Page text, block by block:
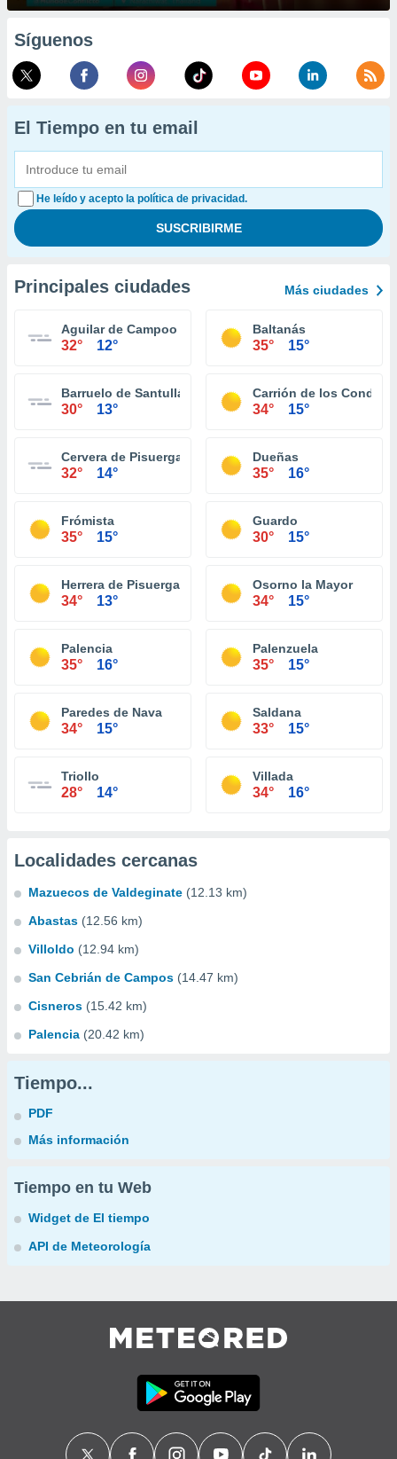
Síguenos
El Tiempo en tu email
He leído y acepto la política de privacidad.
Principales ciudades Más ciudades
Aguilar de Campoo
32° 12°
Baltanás
35° 15°
Barruelo de Santullán
30° 13°
Carrión de los Condes
34° 15°
Cervera de Pisuerga
32° 14°
Dueñas
35° 16°
Frómista
35° 15°
Guardo
30° 15°
Herrera de Pisuerga
34° 13°
Osorno la Mayor
34° 15°
Palencia
35° 16°
Palenzuela
35° 15°
Paredes de Nava
34° 15°
Saldana
33° 15°
Triollo
28° 14°
Villada
34° 16°
Localidades cercanas
Mazuecos de Valdeginate (12.13 km)
Abastas (12.56 km)
Villoldo (12.94 km)
San Cebrián de Campos (14.47 km)
Cisneros (15.42 km)
Palencia (20.42 km)
Tiempo...
PDF
Más información
Tiempo en tu Web
Widget de El tiempo
API de Meteorología